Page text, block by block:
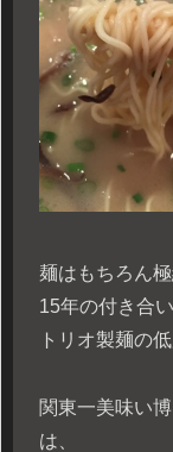
麺はもちろん極
15年の付き合
トリオ製麺の
関東一美味い
は、